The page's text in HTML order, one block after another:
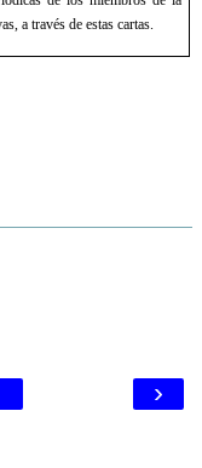
a través de estas cartas.
›